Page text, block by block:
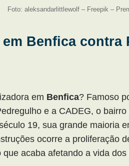
Foto: aleksandarlittlewolf – Freepik –
Benfica contra
em Benfica? Famoso
e a CADEG, o
19, sua grande maioria
ocorre a proliferação
acaba afetando a vida